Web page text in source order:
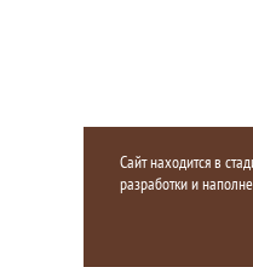
Сайт находится в
разработки и